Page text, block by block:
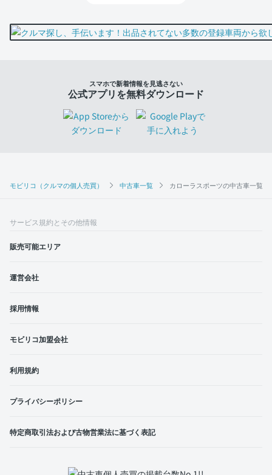
モビリコ（クルマの個人売買） 中古車一覧 カローラスポーツの中古車一覧
スマホで新着情報を見逃さない
公式アプリを無料ダウンロード
サービス規約とその他情報
販売可能エリア
運営会社
採用情報
モビリコ加盟会社
利用規約
プライバシーポリシー
特定商取引法および古物営業法に基づく表記